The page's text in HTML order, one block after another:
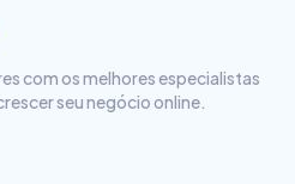
com os melhores especialistas
seu negócio online.